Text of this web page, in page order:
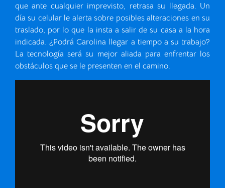
que ante cualquier imprevisto, retrasa su llegada. Un
día su celular le alerta sobre posibles alteraciones en su
traslado, por lo que la insta a salir de su casa a la hora
indicada. ¿Podrá Carolina llegar a tiempo a su trabajo?
La tecnología será su mejor aliada para enfrentar los
obstáculos que se le presenten en el camino.